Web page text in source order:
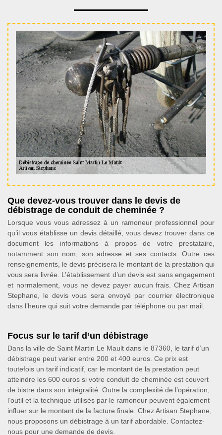
Que devez-vous trouver dans le devis de
débistrage de conduit de cheminée ?
Lorsque vous vous adressez à un ramoneur professionnel pour
qu’il vous établisse un devis détaillé, vous devez trouver dans ce
document les informations à propos de votre prestataire,
notamment son nom, son adresse et ses contacts. Outre ces
renseignements, le devis précisera le montant de la prestation qui
vous sera livrée. L’établissement d’un devis est sans engagement
et normalement, vous ne devez payer aucun frais. Chez Artisan
Stephane, le devis vous sera envoyé par courrier électronique
dans l’heure qui suit votre demande par téléphone ou par mail.
Focus sur le tarif d’un débistrage
Dans la ville de Saint Martin Le Mault dans le 87360, le tarif d’un
débistrage peut varier entre 200 et 400 euros. Ce prix est
toutefois un tarif indicatif, car le montant de la prestation peut
atteindre les 600 euros si votre conduit de cheminée est couvert
de bistre dans son intégralité. Outre la complexité de l’opération,
l’outil et la technique utilisés par le ramoneur peuvent également
influer sur le montant de la facture finale. Chez Artisan Stephane,
nous proposons un débistrage à un tarif abordable. Contactez-
nous pour une demande de devis.